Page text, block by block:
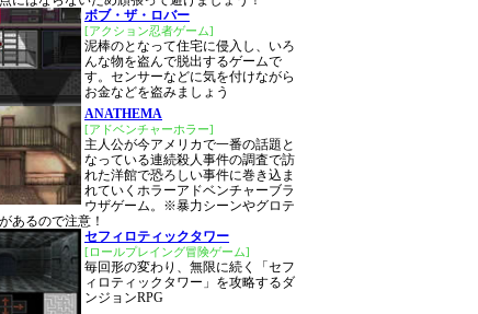
ボブ・ザ・ロバー
[アクション忍者ゲーム]
泥棒のとなって住宅に侵入し、いろ
んな物を盗んで脱出するゲームで
す。センサーなどに気を付けながら
お金などを盗みましょう
ANATHEMA
[アドベンチャーホラー]
主人公が今アメリカで一番の話題と
なっている連続殺人事件の調査で訪
れた洋館で恐ろしい事件に巻き込ま
れていくホラーアドベンチャーブラ
ウザゲーム。※暴力シーンやグロテ
あるので注意！
セフィロティックタワー
[ロールプレイング冒険ゲーム]
毎回形の変わり、無限に続く「セフ
ィロティックタワー」を攻略するダ
ンジョンRPG